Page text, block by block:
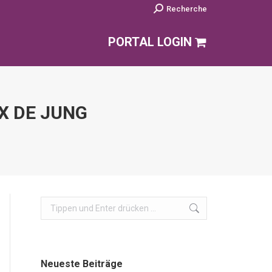
Search:Recherche
PORTAL LOGIN
DE JUNG
Search:
Neueste Beiträge